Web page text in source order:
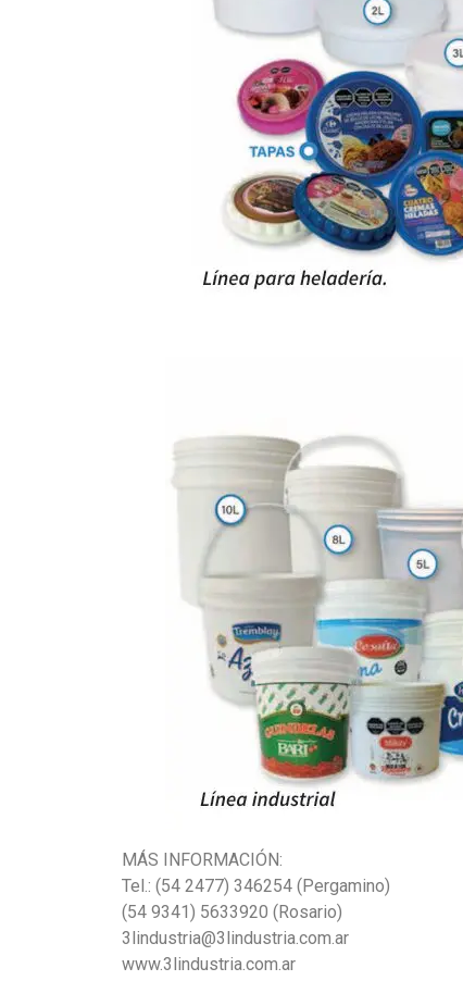
MÁS INFORMACIÓN:
Tel.: (54 2477) 346254 (Pergamino)
(54 9341) 5633920 (Rosario)
3lindustria@3lindustria.com.ar
www.3lindustria.com.ar